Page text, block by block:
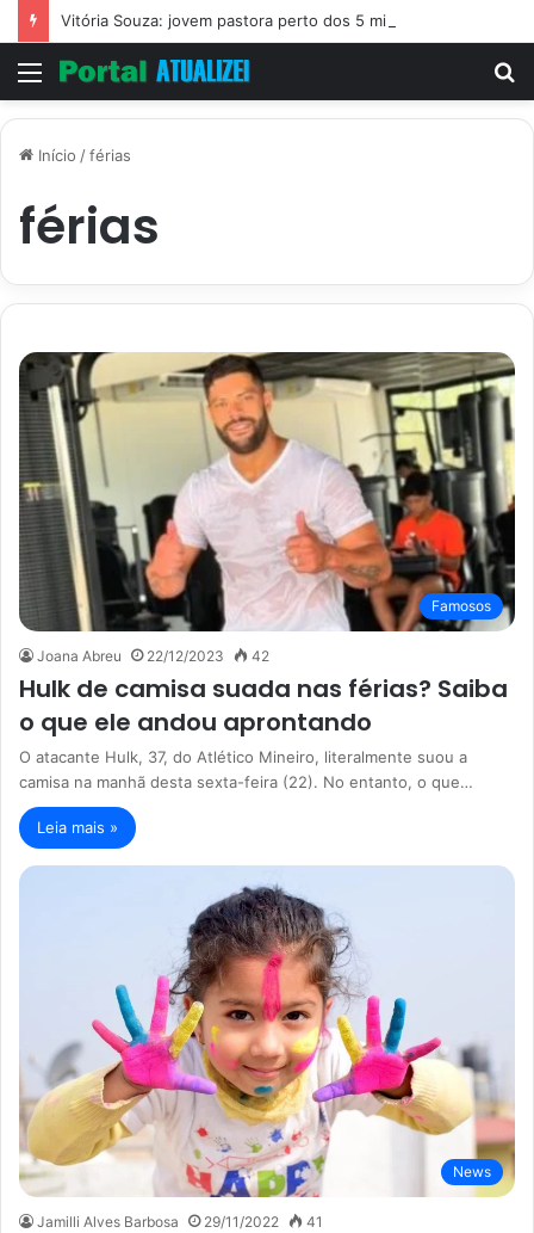
Menu
Início /férias
férias
Famosos
Joana Abreu 22/12/2023 42
Hulk de camisa suada nas férias? Saiba
o que ele andou aprontando
O atacante Hulk, 37, do Atlético Mineiro, literalmente suou a
camisa na manhã desta sexta-feira (22). No entanto, o que…
Leia mais »
News
Jamilli Alves Barbosa 29/11/2022 41